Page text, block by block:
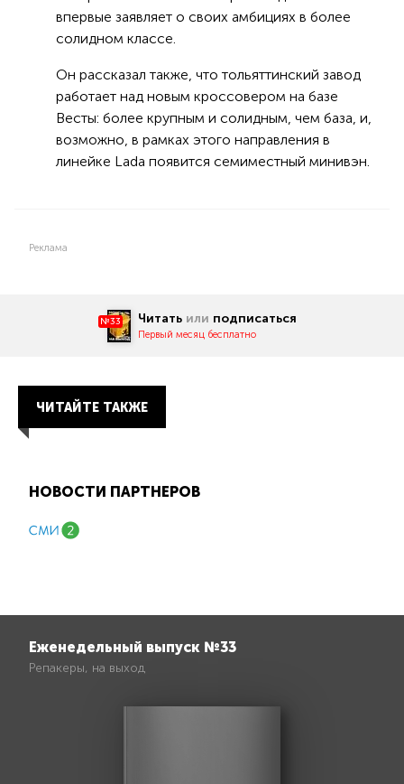
впервые заявляет о своих амбициях в более
солидном классе.
Он рассказал также, что тольяттинский завод
работает над новым кроссовером на базе
Весты: более крупным и солидным, чем база, и,
возможно, в рамках этого направления в
линейке Lada появится семиместный минивэн.
Реклама
№33 Читать или подписаться
Первый месяц бесплатно
ЧИТАЙТЕ ТАКЖЕ
НОВОСТИ ПАРТНЕРОВ
Еженедельный выпуск №33
Репакеры, на выход